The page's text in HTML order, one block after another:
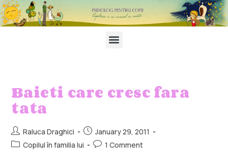
Baieti care cresc fara
tata
Raluca Draghici
January 29, 2011
Copilul în familia lui
1 Comment